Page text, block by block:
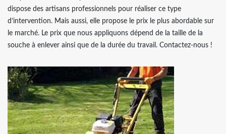
dispose des artisans professionnels pour réaliser ce type
d’intervention. Mais aussi, elle propose le prix le plus abordable sur
le marché. Le prix que nous appliquons dépend de la taille de la
souche à enlever ainsi que de la durée du travail. Contactez-nous !